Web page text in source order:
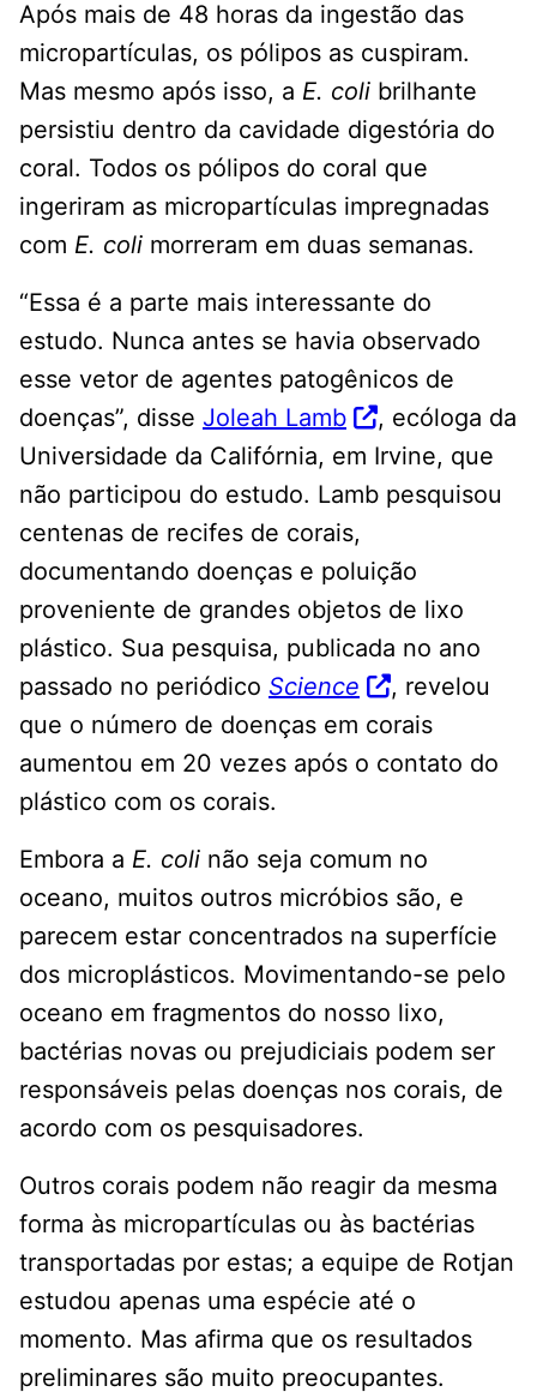
Após mais de 48 horas da ingestão das
micropartículas, os pólipos as cuspiram.
Mas mesmo após isso, a E. coli brilhante
persistiu dentro da cavidade digestória do
coral. Todos os pólipos do coral que
ingeriram as micropartículas impregnadas
com E. coli morreram em duas semanas.
“Essa é a parte mais interessante do
estudo. Nunca antes se havia observado
esse vetor de agentes patogênicos de
doenças”, disse Joleah Lamb
, ecóloga da
Universidade da Califórnia, em Irvine, que
não participou do estudo. Lamb pesquisou
centenas de recifes de corais,
documentando doenças e poluição
proveniente de grandes objetos de lixo
plástico. Sua pesquisa, publicada no ano
passado no periódico Science
, revelou
que o número de doenças em corais
aumentou em 20 vezes após o contato do
plástico com os corais.
Embora a E. coli não seja comum no
oceano, muitos outros micróbios são, e
parecem estar concentrados na superfície
dos microplásticos. Movimentando-se pelo
oceano em fragmentos do nosso lixo,
bactérias novas ou prejudiciais podem ser
responsáveis pelas doenças nos corais, de
acordo com os pesquisadores.
Outros corais podem não reagir da mesma
forma às micropartículas ou às bactérias
transportadas por estas; a equipe de Rotjan
estudou apenas uma espécie até o
momento. Mas afirma que os resultados
preliminares são muito preocupantes.